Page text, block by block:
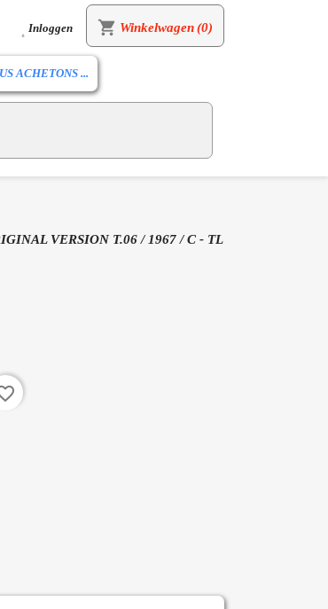

Inloggen shopping_cart Winkelwagen(0)
ACHETONS ...
VERSION T.06 / 1967 / C - TL